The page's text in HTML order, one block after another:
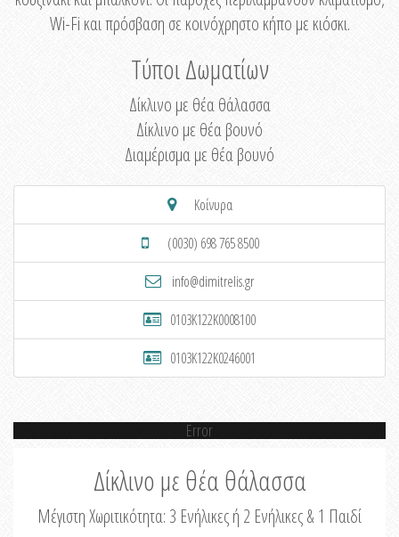
Wi-Fi και πρόσβαση σε κοινόχρηστο κήπο με κιόσκι.
Τύποι Δωματίων
Δίκλινο με θέα θάλασσα
Δίκλινο με θέα βουνό
Διαμέρισμα με θέα βουνό
Κοίνυρα
(0030) 698 765 8500
info@dimitrelis.gr
0103K122K0008100
0103K122K0246001
Error
Δίκλινο με θέα θάλασσα
Μέγιστη Χωριτικότητα: 3 Ενήλικες ή 2 Ενήλικες & 1 Παιδί